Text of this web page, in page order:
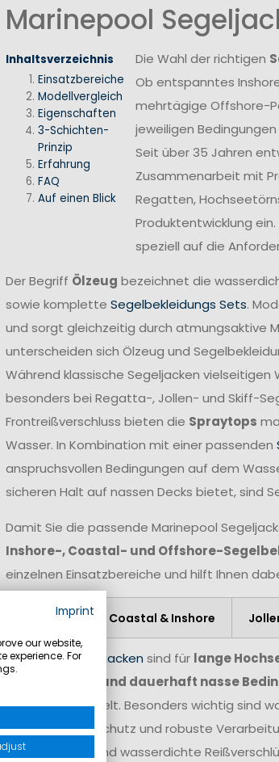
Marinepool
Inhaltsverzeichnis
Einsatzbereiche
Modellvergleich
Eigenschaften
3-Schichten-
Prinzip
Erfahrung
FAQ
Auf einen Blick
Die Wahl der richtigen
Ob entspanntes
mehrtägige Offshore-
jeweiligen
Seit über 35 Jahren
Zusammenarbeit mit
Regatten,
Produktentwicklung
speziell auf die
Der Begriff Ölzeug bezeichnet die
sowie komplette Segelbekleidungs Sets.
und sorgt gleichzeitig durch atmungsaktive
unterscheiden sich Ölzeug und
Während klassische Segeljacken
besonders bei Regatta-, Jollen- und Skiff-
Frontreißverschluss bieten die Spraytops
Wasser. In Kombination mit einer passenden
anspruchsvollen Bedingungen auf dem
sicheren Halt auf nassen Decks bietet, sind
Damit Sie die passende Marinepool
Inshore-, Coastal- und Offshore-
einzelnen Einsatzbereiche und hilft Ihnen
Offshore Coastal & Inshore
Offshore Segeljacken sind für lange
Wetterlagen und dauerhaft nasse
Küsteentwickelt. Besonders wichtig sind
hoher Wetterschutz und robuste
hohe Kragen und wasserdichte
Imprint
our website,
experience. For